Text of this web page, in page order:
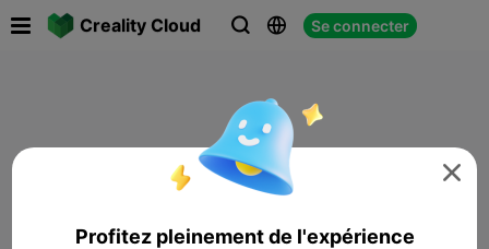
Creality Cloud   Se connecter

Profitez pleinement de l'expérience